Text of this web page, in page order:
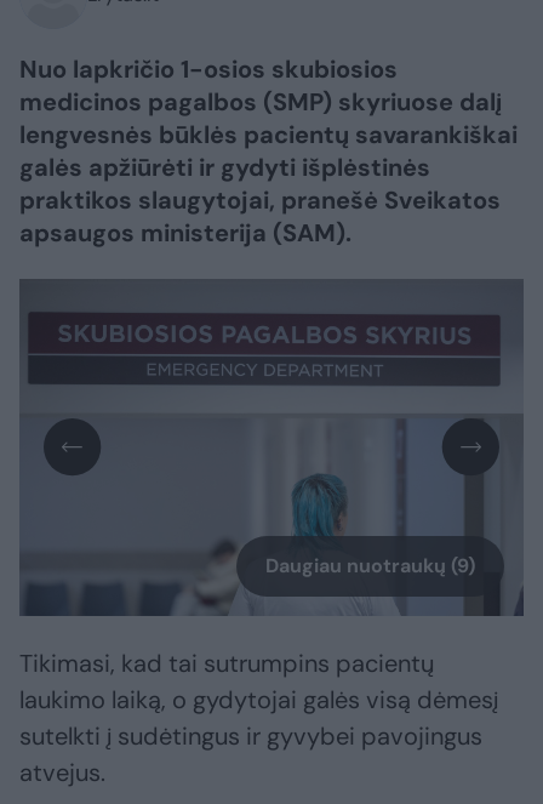
Nuo lapkričio 1-osios skubiosios
medicinos pagalbos (SMP) skyriuose dalį
lengvesnės būklės pacientų savarankiškai
galės apžiūrėti ir gydyti išplėstinės
praktikos slaugytojai, pranešė Sveikatos
apsaugos ministerija (SAM).
Daugiau nuotraukų (9)
Tikimasi, kad tai sutrumpins pacientų
laukimo laiką, o gydytojai galės visą dėmesį
sutelkti į sudėtingus ir gyvybei pavojingus
atvejus.